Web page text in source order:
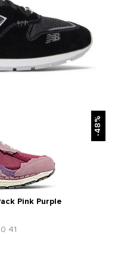
-48%
Pink Purple
41